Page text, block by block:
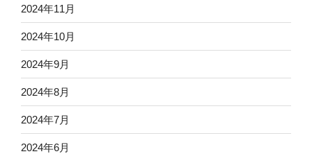
2024年11月
2024年10月
2024年9月
2024年8月
2024年7月
2024年6月